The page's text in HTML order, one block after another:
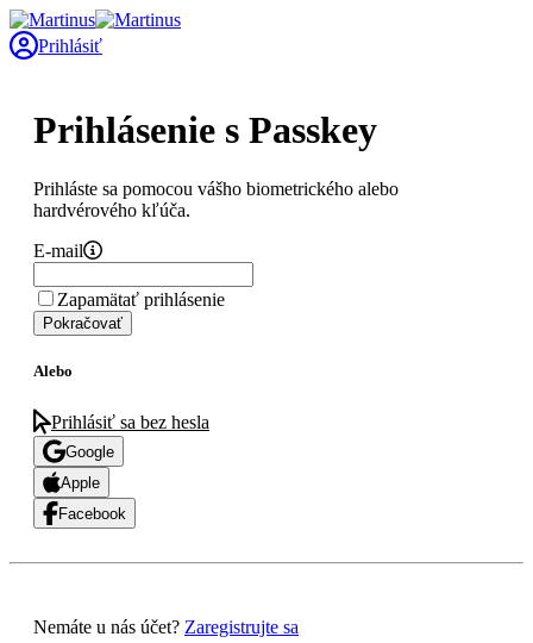
Prihlásiť
Prihlásenie s Passkey
Prihláste sa pomocou vášho biometrického alebo
hardvérového kľúča.
E-mail
Zapamätať prihlásenie
Pokračovať
Alebo
Prihlásiť sa bez hesla
Google
Apple
Facebook
Nemáte u nás účet? Zaregistrujte sa